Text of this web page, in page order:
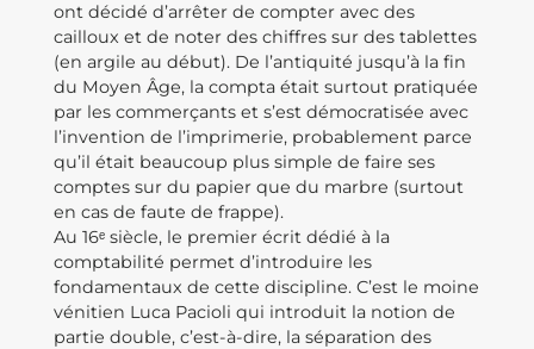
ont décidé d’arrêter de compter avec des
cailloux et de noter des chiffres sur des tablettes
(en argile au début). De l’antiquité jusqu’à la fin
du Moyen Âge, la compta était surtout pratiquée
par les commerçants et s’est démocratisée avec
l’invention de l’imprimerie, probablement parce
qu’il était beaucoup plus simple de faire ses
comptes sur du papier que du marbre (surtout
en cas de faute de frappe).
Au 16ᵉ siècle, le premier écrit dédié à la
comptabilité permet d’introduire les
fondamentaux de cette discipline. C’est le moine
vénitien Luca Pacioli qui introduit la notion de
partie double, c’est-à-dire, la séparation des